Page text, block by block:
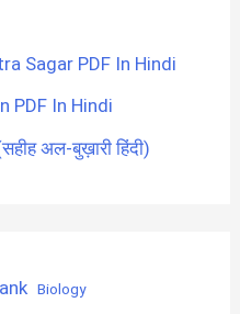
Sagar PDF In Hindi
PDF In Hindi
अल-बुख़ारी हिंदी)
Biology